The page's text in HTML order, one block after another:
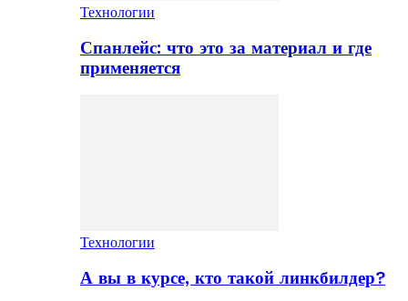
Технологии
Спанлейс: что это за материал и где
применяется
Технологии
А вы в курсе, кто такой линкбилдер?